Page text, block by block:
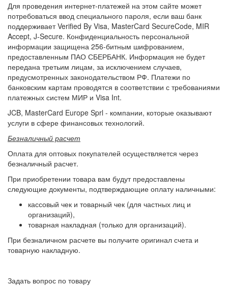
Для проведения интернет-платежей на этом сайте может
потребоваться ввод специального пароля, если ваш банк
поддерживает Verified By Visa, MasterCard SecureCode, MIR
Accept, J-Secure. Конфиденциальность персональной
информации защищена 256-битным шифрованием,
предоставленным ПАО СБЕРБАНК. Информация не будет
передана третьим лицам, за исключением случаев,
предусмотренных законодательством РФ. Платежи по
банковским картам проводятся в соответствии с требованиями
платежных систем МИР и Visa Int.
JCB, MasterCard Europe Sprl - компании, которые оказывают
услуги в сфере финансовых технологий.
Безналичный расчет
Оплата для оптовых покупателей осуществляется через
безналичный расчет.
При приобретении товара вам будут предоставлены
следующие документы, подтверждающие оплату наличными:
кассовый чек и товарный чек (для частных лиц и
организаций),
товарная накладная (только для организаций).
При безналичном расчете вы получите оригинал счета и
товарную накладную.
Задать вопрос по товару